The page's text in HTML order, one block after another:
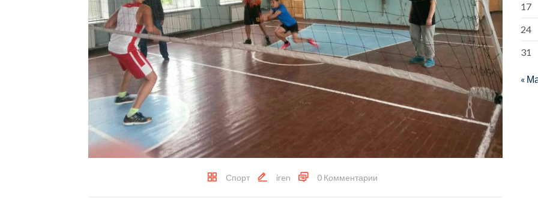
Спорт iren 0 Комментарии
17
24
31
«